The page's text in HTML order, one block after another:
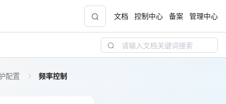
青云志云端助力计划
文档 控制中心 备案 管理中心
配置 频率控制